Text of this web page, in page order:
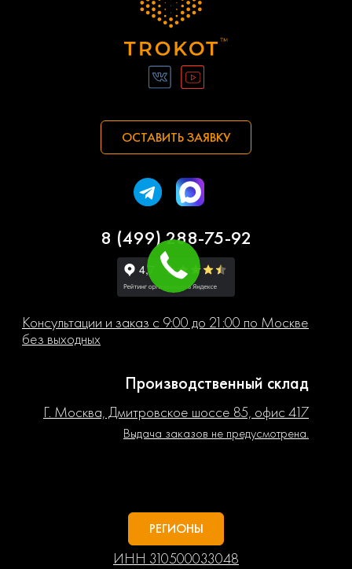
ОСТАВИТЬ ЗАЯВКУ
8 (499) 288-75-92
Консультации и заказ с 9:00 до 21:00 по Москве
без выходных
Производственный склад
Г. Москва, Дмитровское шоссе 85, офис 417
Выдача заказов не предусмотрена.
РЕГИОНЫ
ИНН 310500033048